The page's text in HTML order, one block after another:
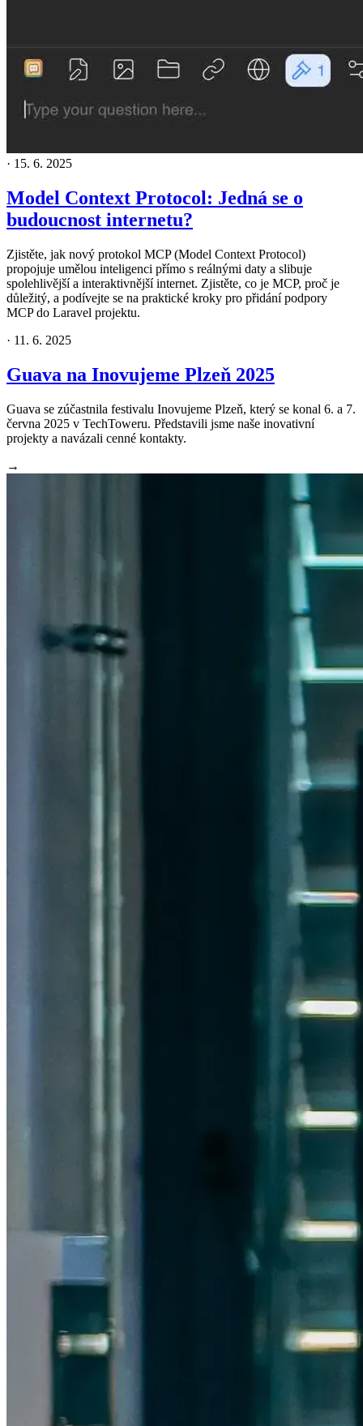
· 15. 6. 2025
Model Context Protocol: Jedná se o
budoucnost internetu?
Zjistěte, jak nový protokol MCP (Model Context Protocol)
propojuje umělou inteligenci přímo s reálnými daty a slibuje
spolehlivější a interaktivnější internet. Zjistěte, co je MCP, proč je
důležitý, a podívejte se na praktické kroky pro přidání podpory
MCP do Laravel projektu.
· 11. 6. 2025
Guava na Inovujeme Plzeň 2025
Guava se zúčastnila festivalu Inovujeme Plzeň, který se konal 6. a 7.
června 2025 v TechToweru. Představili jsme naše inovativní
projekty a navázali cenné kontakty.
→